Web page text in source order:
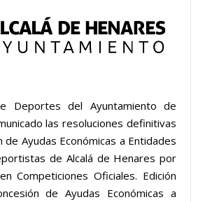
Deportes del Ayuntamiento de
las resoluciones definitivas
de Ayudas Económicas a Entidades
de Alcalá de Henares por
Competiciones Oficiales. Edición
de Ayudas Económicas a